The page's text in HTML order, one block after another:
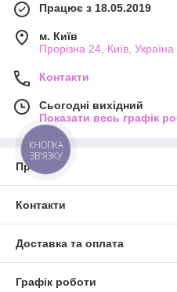
Працює з 18.05.2019
м. Київ
Прорізна 24, Київ, Україна
Контакти
Сьогодні вихідний
Показати весь графік
Про нас
Контакти
Доставка та оплата
Графік роботи
КНОПКА
ЗВ'ЯЗКУ